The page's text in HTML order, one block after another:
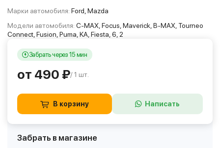
Марки автомобиля: Ford, Mazda
Модели автомобиля: C-MAX, Focus, Maverick, B-MAX, Tourneo
Connect, Fusion, Puma, KA, Fiesta, 6, 2
Забрать через 15 мин
от 490 ₽/ 1 шт.
В корзину Написать
Забрать в магазине